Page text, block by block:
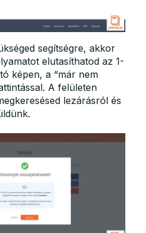
segítségre, akkor
elutasíthatod az 1-
képen, a “már nem
A felületen
lezárásról és